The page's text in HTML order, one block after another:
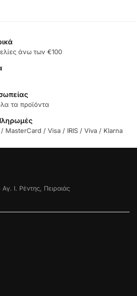
άνω των €100
τα προϊόντα
MasterCard / Visa / IRIS / Viva / Klarna
Ι. Ρέντης, Πειραιάς